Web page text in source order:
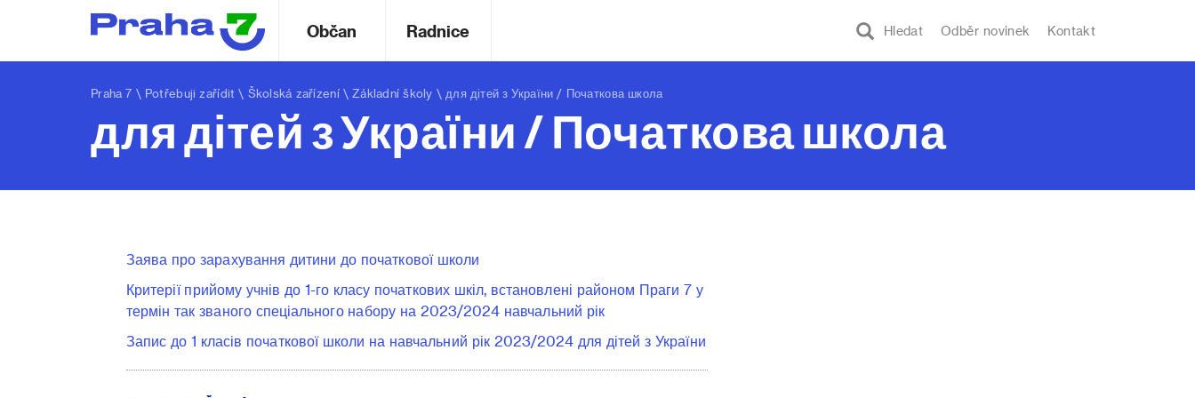
Hledat Odběr novinek Kontakt
Občan Radnice
Praha 7 \ Potřebuji zařídit \ Školská zařízení\Základní školy \ для дітей з України / Початкова школа
для дітей з України / Початкова школа
Заява про зарахування дитини до початкової школи
Критерії прийому учнів до 1-го класу початкових шкіл, встановлені районом Праги 7 у
термін так званого спеціального набору на 2023/2024 навчальний рік
Запис до 1 класів початкової школи на навчальний рік 2023/2024 для дітей з України